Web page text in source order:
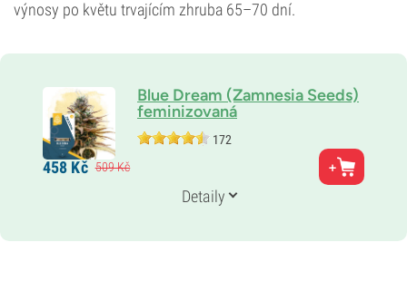
výnosy po květu trvajícím zhruba 65–70 dní.
Blue Dream (Zamnesia Seeds)
feminizovaná
172
Rodiče
Blueberry x Haze
80 % Sativa
9–10 týdnů
458 Kč 509Kč
Detaily